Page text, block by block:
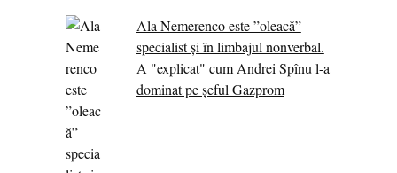
Ala Nemerenco este ”oleacă”
specialist și în limbajul nonverbal.
A "explicat" cum Andrei Spînu l-a
dominat pe șeful Gazprom